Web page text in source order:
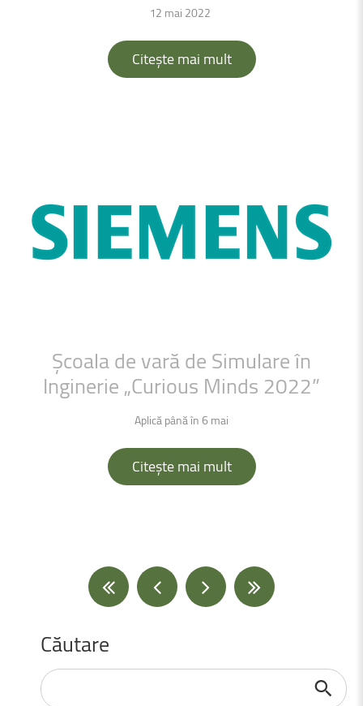
12 mai 2022
Citește mai mult
Școalade varăde Simulareîn
Inginerie „Curious Minds 2022”
Aplică până în 6 mai
Citește mai mult
Căutare
Căutare
...